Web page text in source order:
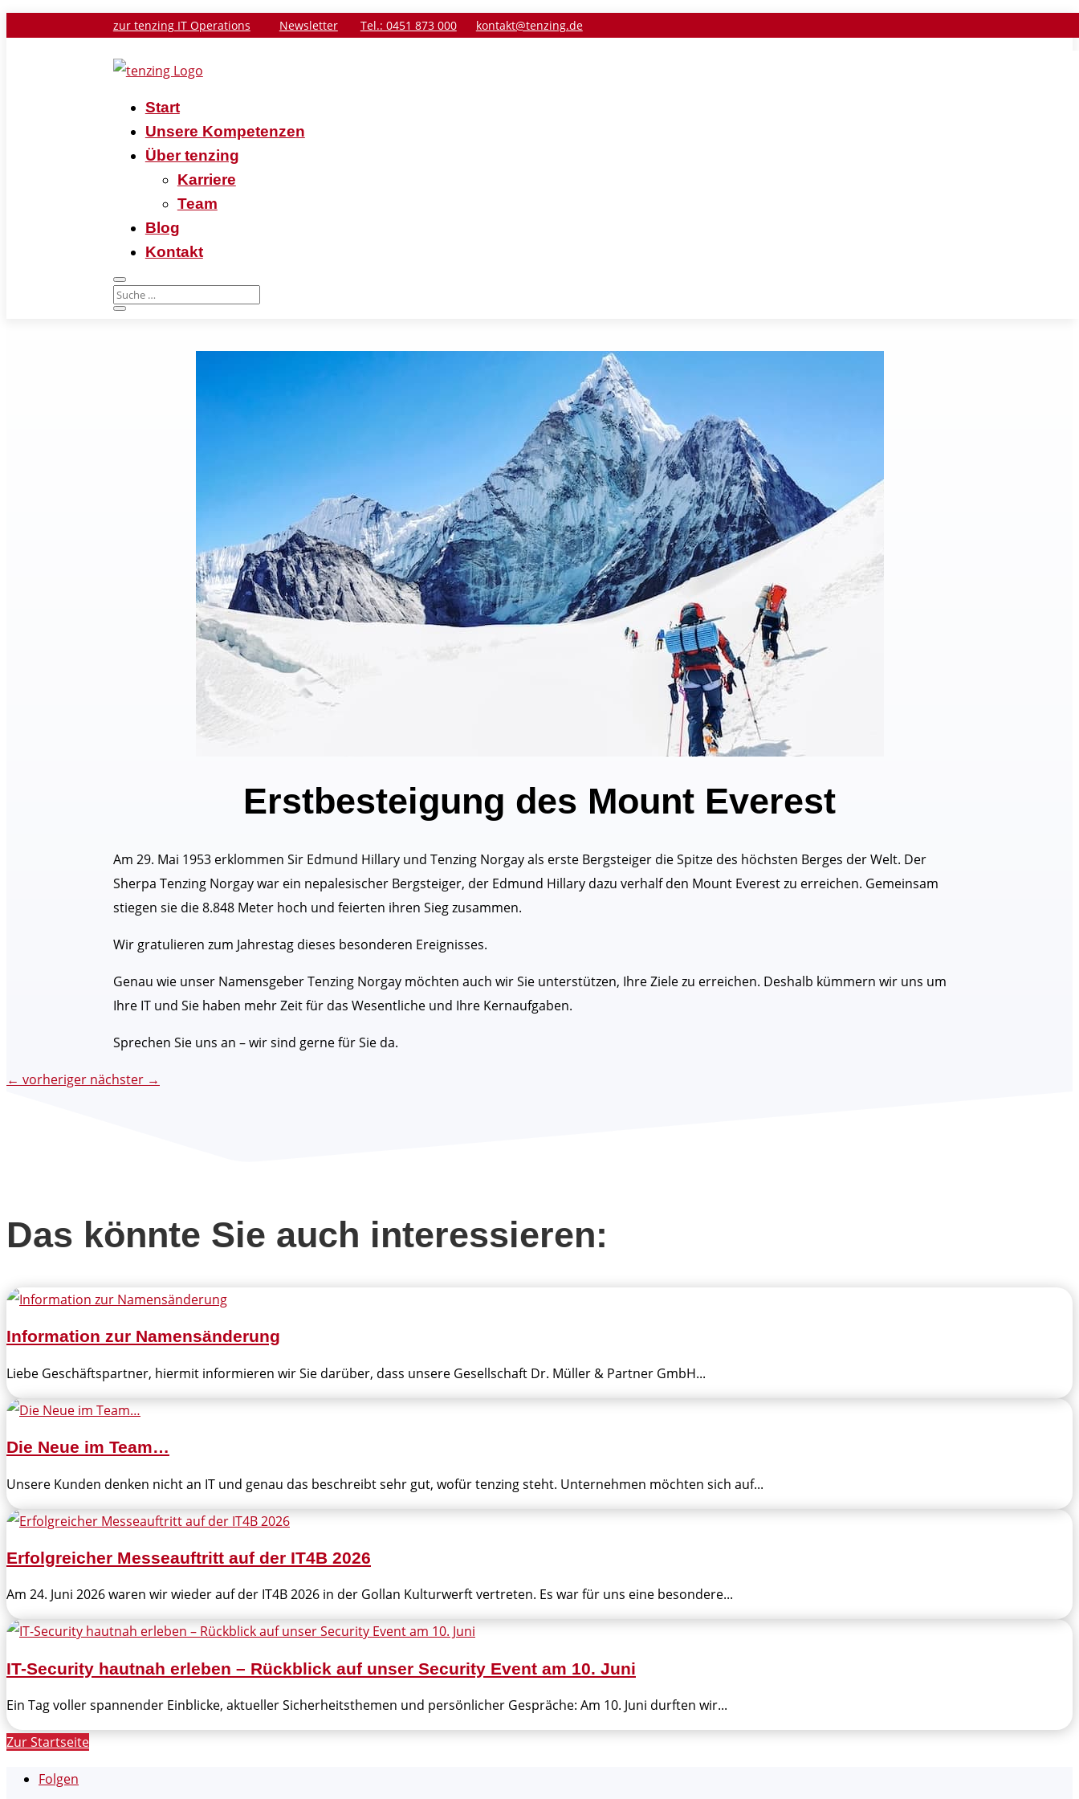
zur tenzing IT Operations Newsletter Tel.: 0451 873 000 kontakt@tenzing.de
Start
Unsere Kompetenzen
Über tenzing
Karriere
Team
Blog
Kontakt
Erstbesteigung des Mount Everest
Am 29. Mai 1953 erklommen Sir Edmund Hillary und Tenzing Norgay als erste Bergsteiger die Spitze des höchsten Berges der Welt. Der
Sherpa Tenzing Norgay war ein nepalesischer Bergsteiger, der Edmund Hillary dazu verhalf den Mount Everest zu erreichen. Gemeinsam
stiegen sie die 8.848 Meter hoch und feierten ihren Sieg zusammen.
Wir gratulieren zum Jahrestag dieses besonderen Ereignisses.
Genau wie unser Namensgeber Tenzing Norgay möchten auch wir Sie unterstützen, Ihre Ziele zu erreichen. Deshalb kümmern wir uns um
Ihre IT und Sie haben mehr Zeit für das Wesentliche und Ihre Kernaufgaben.
Sprechen Sie uns an – wir sind gerne für Sie da.
← vorheriger nächster →
Das könnte Sie auch interessieren:
Information zur Namensänderung
Liebe Geschäftspartner, hiermit informieren wir Sie darüber, dass unsere Gesellschaft Dr. Müller & Partner GmbH...
Die Neue im Team…
Unsere Kunden denken nicht an IT und genau das beschreibt sehr gut, wofür tenzing steht. Unternehmen möchten sich auf...
Erfolgreicher Messeauftritt auf der IT4B 2026
Am 24. Juni 2026 waren wir wieder auf der IT4B 2026 in der Gollan Kulturwerft vertreten. Es war für uns eine besondere...
IT-Security hautnah erleben – Rückblick auf unser Security Event am 10. Juni
Ein Tag voller spannender Einblicke, aktueller Sicherheitsthemen und persönlicher Gespräche: Am 10. Juni durften wir...
Zur Startseite
Folgen